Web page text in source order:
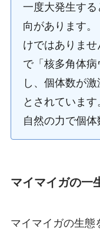
一度大発生す
向があります
けではありま
で「核多角体
し、個体数が
とされています
自然の力で個体
マイマイガの
マイマイガの生態